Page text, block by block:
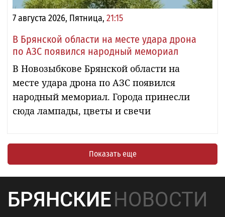
7 августа 2026, Пятница, 21:15
В Брянской области на месте удара дрона
по АЗС появился народный мемориал
В Новозыбкове Брянской области на
месте удара дрона по АЗС появился
народный мемориал. Города принесли
сюда лампады, цветы и свечи
Показать еще
БРЯНСКИЕНОВОСТИ